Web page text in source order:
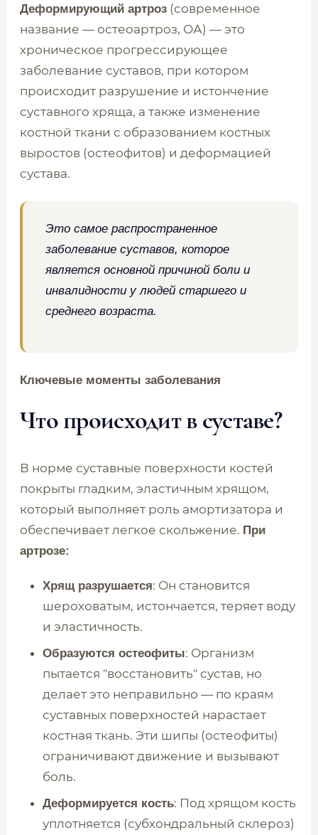
Деформирующий артроз (современное
название — остеоартроз, ОА) — это
хроническое прогрессирующее
заболевание суставов, при котором
происходит разрушение и истончение
суставного хряща, а также изменение
костной ткани с образованием костных
выростов (остеофитов) и деформацией
сустава.
Это самое распространенное
заболевание суставов, которое
является основной причиной боли и
инвалидности у людей старшего и
среднего возраста.
Ключевые моменты заболевания
Что происходит в суставе?
В норме суставные поверхности костей
покрыты гладким, эластичным хрящом,
который выполняет роль амортизатора и
обеспечивает легкое скольжение. При
артрозе:
Хрящ разрушается: Он становится
шероховатым, истончается, теряет воду
и эластичность.
Образуются остеофиты: Организм
пытается "восстановить" сустав, но
делает это неправильно — по краям
суставных поверхностей нарастает
костная ткань. Эти шипы (остеофиты)
ограничивают движение и вызывают
боль.
Деформируется кость: Под хрящом кость
уплотняется (субхондральный склероз)